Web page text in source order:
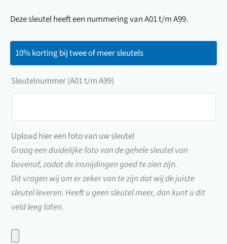
Deze sleutel heeft een nummering van A01 t/m A99.
10% korting bij twee of meer sleutels
Sleutelnummer (A01 t/m A99)
A99)
Upload hier een foto van uw sleutel
Graag een duidelijke foto van de gehele sleutel van
bovenaf, zodat de insnijdingen goed te zien zijn.
Dit vragen wij om er zeker van te zijn dat wij de juiste
sleutel leveren. Heeft u geen sleutel meer, dan kunt u dit
veld leeg laten.